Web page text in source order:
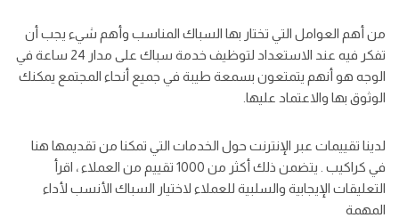
من أهم العوامل التي تختار بها السباك المناسب وأهم شيء يجب أن
تفكر فيه عند الاستعداد لتوظيف خدمة سباك على مدار 24 ساعة في
الوجه هو أنهم يتمتعون بسمعة طيبة في جميع أنحاء المجتمع يمكنك
الوثوق بها والاعتماد عليها.
لدينا تقييمات عبر الإنترنت حول الخدمات التي تمكنا من تقديمها هنا
في كراكيب . يتضمن ذلك أكثر من 1000 تقييم من العملاء ، اقرأ
التعليقات الإيجابية والسلبية للعملاء لاختيار السباك الأنسب لأداء
المهمة